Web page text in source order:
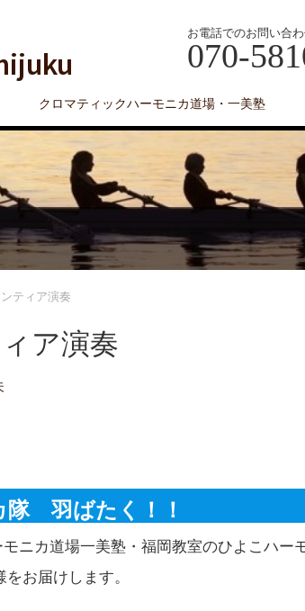
お電話でのお問い合
070-
クロマティックハーモニカ道場・一美塾
ティア演奏
ア演奏
羽ばたく！！
ニカ道場一美塾・福岡教室のひよこハー
お届けします。